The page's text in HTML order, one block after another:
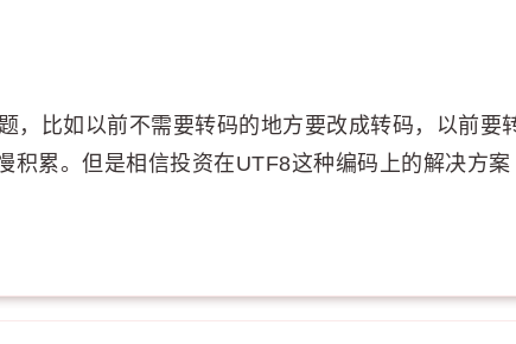
，比如以前不需要转码的地方要改成转码，以前要
积累。但是相信投资在UTF8这种编码上的解决方案